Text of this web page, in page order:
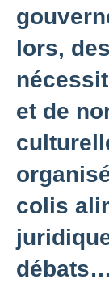
lors,
et de
colis